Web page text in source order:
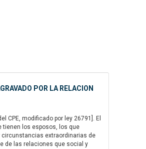
POR LA RELACION
CPE, modificado por ley 26791]. El
tienen los esposos, los que
circunstancias extraordinarias de
de las relaciones que social y